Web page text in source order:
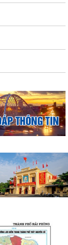
CHỨC PHIÊN HỌP
KỲ THÁNG 8
công khai kết quả